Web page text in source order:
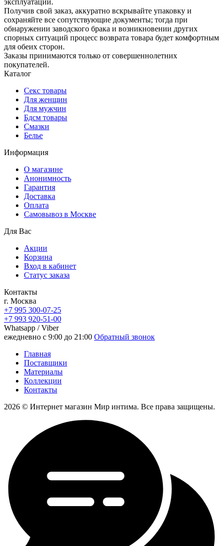
Получив свой заказ, аккуратно вскрывайте упаковку и
сохраняйте все сопутствующие документы; тогда при
обнаружении заводского брака и возникновении других
спорных ситуаций процесс возврата товара будет комфортным
для обеих сторон.
Заказы принимаются только от совершеннолетних
покупателей.
Каталог
Секс товары
Для женщин
Для мужчин
Бдсм товары
Смазки
Белье
Информация
О магазине
Анонимность
Гарантия
Доставка
Oплата
Самовывоз в Москве
Для Вас
Акции
Корзина
Вход в кабинет
Статус заказа
Контакты
г. Москва
+7 995 300-07-25
+7 993 920-51-00
Whatsapp / Viber
ежедневно с 9:00 до 21:00 Обратный звонок
Главная
Поставщики
Материалы
Коллекции
Контакты
2026 © Интернет магазин Мир интима. Все права защищены.